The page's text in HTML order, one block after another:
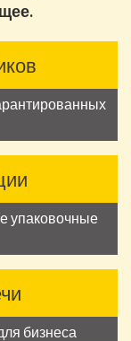
упаковочные
бизнеса